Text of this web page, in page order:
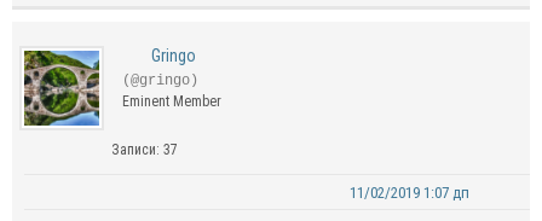
Gringo
(@gringo)
Eminent Member
Записи: 37
11/02/2019 1:07 дп